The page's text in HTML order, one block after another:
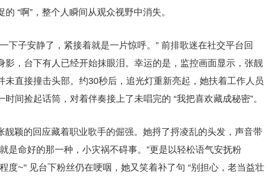
“啊”，整个人瞬间从观众视野中消失。
下子安静了，紧接着就是一片惊呼。” 前排歌迷在社交平台回
，台下有人已经开始抹眼泪。幸运的是，监控画面显示，张靓
直接撞击头部。约30秒后，追光灯重新亮起，她扶着工作人员
间捡起话筒，对着伴奏接上了未唱完的 “我把喜欢藏成秘密”。
靓颖的回应藏着职业歌手的倔强。她捋了捋凌乱的头发，声音带
是命好的那一种，小灾祸不碍事。”更是以轻松语气安抚粉
度~" 见台下粉丝仍在哽咽，她又笑着补了句 “别担心，老当益壮